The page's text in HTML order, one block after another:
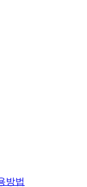
방법